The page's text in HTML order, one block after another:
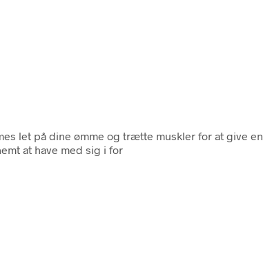
let på dine ømme og trætte muskler for at give en
at have med sig i for